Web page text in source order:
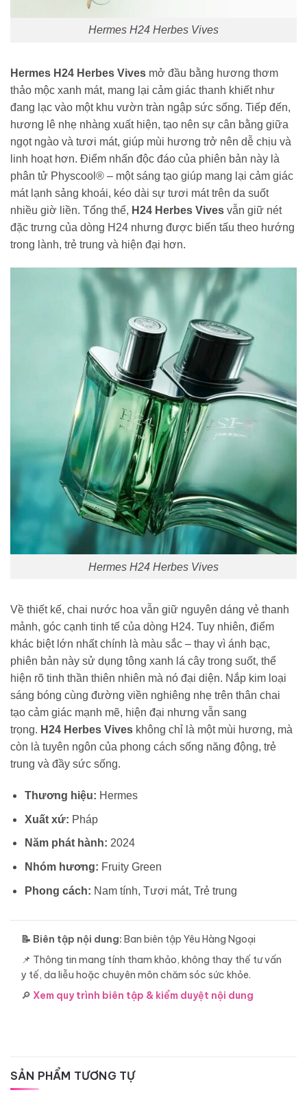
Hermes H24 Herbes Vives
Hermes H24 Herbes Vives mở đầu bằng hương thơm
thảo mộc xanh mát, mang lại cảm giác thanh khiết như
đang lạc vào một khu vườn tràn ngập sức sống. Tiếp đến,
hương lê nhẹ nhàng xuất hiện, tạo nên sự cân bằng giữa
ngọt ngào và tươi mát, giúp mùi hương trở nên dễ chịu và
linh hoạt hơn. Điểm nhấn độc đáo của phiên bản này là
phân tử Physcool® – một sáng tạo giúp mang lại cảm giác
mát lạnh sảng khoái, kéo dài sự tươi mát trên da suốt
nhiều giờ liền. Tổng thể, H24 Herbes Vives vẫn giữ nét
đặc trưng của dòng H24 nhưng được biến tấu theo hướng
trong lành, trẻ trung và hiện đại hơn.
Hermes H24 Herbes Vives
Về thiết kế, chai nước hoa vẫn giữ nguyên dáng vẻ thanh
mảnh, góc cạnh tinh tế của dòng H24. Tuy nhiên, điểm
khác biệt lớn nhất chính là màu sắc – thay vì ánh bạc,
phiên bản này sử dụng tông xanh lá cây trong suốt, thể
hiện rõ tinh thần thiên nhiên mà nó đại diện. Nắp kim loại
sáng bóng cùng đường viền nghiêng nhẹ trên thân chai
tạo cảm giác mạnh mẽ, hiện đại nhưng vẫn sang
trọng. H24 Herbes Vives không chỉ là một mùi hương, mà
còn là tuyên ngôn của phong cách sống năng động, trẻ
trung và đầy sức sống.
Thương hiệu: Hermes
Xuất xứ: Pháp
Năm phát hành: 2024
Nhóm hương: Fruity Green
Phong cách: Nam tính, Tươi mát, Trẻ trung
📝 Biên tập nội dung: Ban biên tập Yêu Hàng Ngoại
📌 Thông tin mang tính tham khảo, không thay thế tư vấn
y tế, da liễu hoặc chuyên môn chăm sóc sức khỏe.
🔎 Xem quy trình biên tập & kiểm duyệt nội dung
SẢN PHẨM TƯƠNG TỰ